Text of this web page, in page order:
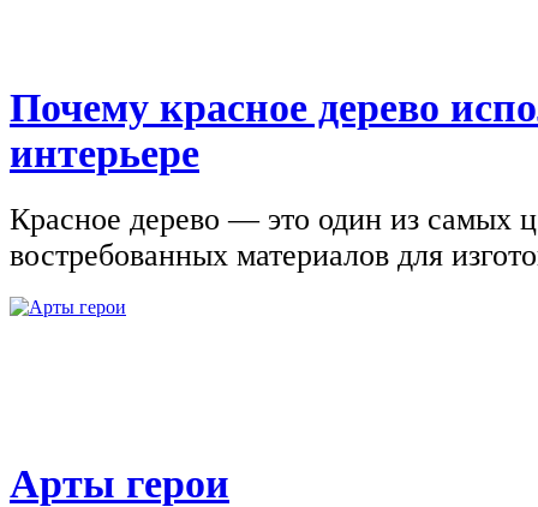
Почему красное дерево
интерьере
Красное дерево — это один из самых
востребованных материалов для
Арты герои